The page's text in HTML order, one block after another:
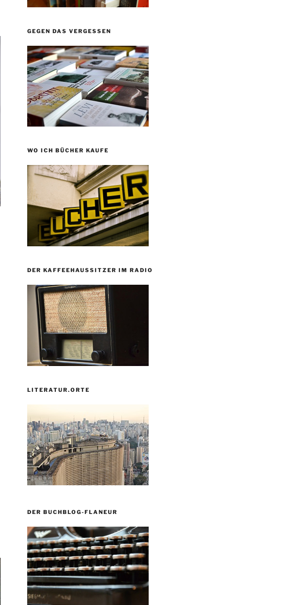
GEGEN DAS VERGESSEN
WO ICH BÜCHER KAUFE
DER KAFFEEHAUSSITZER IM RADIO
LITERATUR.ORTE
DER BUCHBLOG-FLANEUR